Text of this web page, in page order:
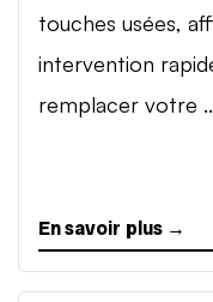
touches usées,
intervention
remplacer votre
En savoir plus →